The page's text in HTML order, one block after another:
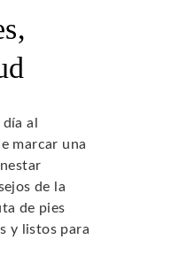
al
marcar una
de la
de pies
y listos para